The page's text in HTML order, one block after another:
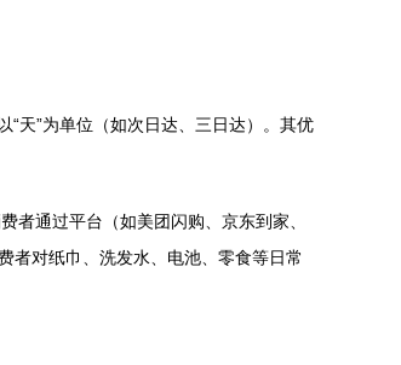
天”为单位（如次日达、三日达）。其优
者通过平台（如美团闪购、京东到家、
者对纸巾、洗发水、电池、零食等日常